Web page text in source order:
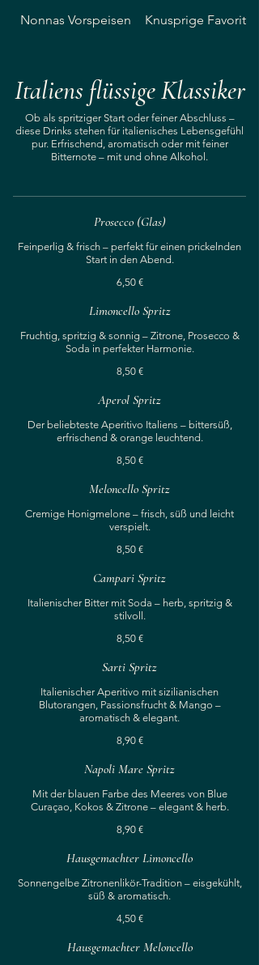
Nonnas Vorspeisen Knusprige Favoriten
Italiens flüssige Klassiker
Ob als spritziger Start oder feiner Abschluss –
diese Drinks stehen für italienisches Lebensgefühl
pur. Erfrischend, aromatisch oder mit feiner
Bitternote – mit und ohne Alkohol.
Prosecco (Glas)
Feinperlig & frisch – perfekt für einen prickelnden
Start in den Abend.
6,50 €
Limoncello Spritz
Fruchtig, spritzig & sonnig – Zitrone, Prosecco &
Soda in perfekter Harmonie.
8,50 €
Aperol Spritz
Der beliebteste Aperitivo Italiens – bittersüß,
erfrischend & orange leuchtend.
8,50 €
Meloncello Spritz
Cremige Honigmelone – frisch, süß und leicht
verspielt.
8,50 €
Campari Spritz
Italienischer Bitter mit Soda – herb, spritzig &
stilvoll.
8,50 €
Sarti Spritz
Italienischer Aperitivo mit sizilianischen
Blutorangen, Passionsfrucht & Mango –
aromatisch & elegant.
8,90 €
Napoli Mare Spritz
Mit der blauen Farbe des Meeres von Blue
Curaçao, Kokos & Zitrone – elegant & herb.
8,90 €
Hausgemachter Limoncello
Sonnengelbe Zitronenlikör-Tradition – eisgekühlt,
süß & aromatisch.
4,50 €
Hausgemachter Meloncello